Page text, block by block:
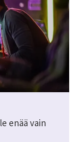
enää vain